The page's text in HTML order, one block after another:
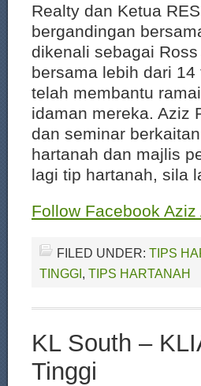
Realty dan Ketua
bergandingan
dikenali sebagai
bersama lebih dari
telah membantu
idaman mereka. Aziz
dan seminar
hartanah dan majlis
lagi tip hartanah, sila
Follow Facebook Aziz
FILED UNDER: TIPS
TINGGI, TIPS HARTANAH
KL South –
Tinggi